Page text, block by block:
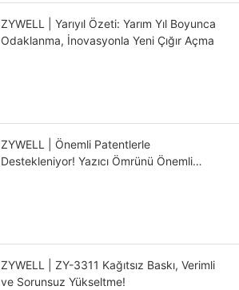
ZYWELL | Yarıyıl Özeti: Yarım Yıl Boyunca
Odaklanma, İnovasyonla Yeni Çığır Açma
ZYWELL | Önemli Patentlerle
Destekleniyor! Yazıcı Ömrünü Önemli
ZYWELL | ZY-3311 Kağıtsız Baskı, Verimli
ve Sorunsuz Yükseltme!